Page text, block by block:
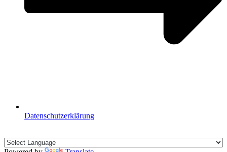
Datenschutzerklärung